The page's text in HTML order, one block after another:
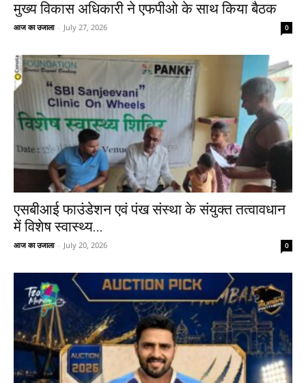
मुख्य विकास अधिकारी ने एफपीओ के साथ किया बैठक
आज का उजाला - July 27, 2026 0
एसबीआई फाउंडेशन एवं पंख संस्था के संयुक्त तत्वावधान
में विशेष स्वास्थ्य...
आज का उजाला - July 20, 2026 0